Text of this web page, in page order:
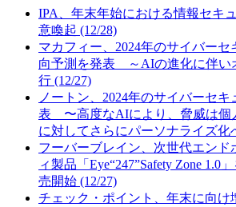
IPA、年末年始における情報セキ
意喚起 (12/28)
マカフィー、2024年のサイバー
向予測を発表 ～AIの進化に伴い
行 (12/27)
ノートン、2024年のサイバーセ
表 〜高度なAIにより、脅威は個
に対してさらにパーソナライズ化
フーバーブレイン、次世代エンド
ィ製品「Eye“247”Safety Zone 1.0
売開始 (12/27)
チェック・ポイント、年末に向け